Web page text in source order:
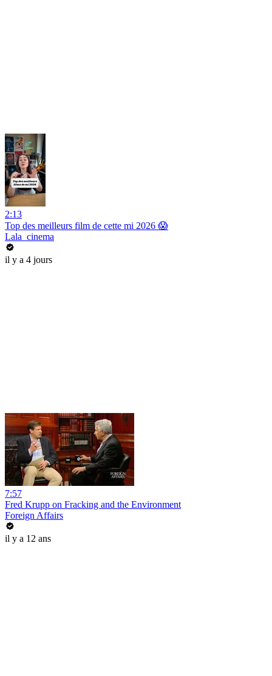
2:13
Top des meilleurs film de cette mi 2026 😱
Lala_cinema
il y a 4 jours
7:57
Fred Krupp on Fracking and the Environment
Foreign Affairs
il y a 12 ans